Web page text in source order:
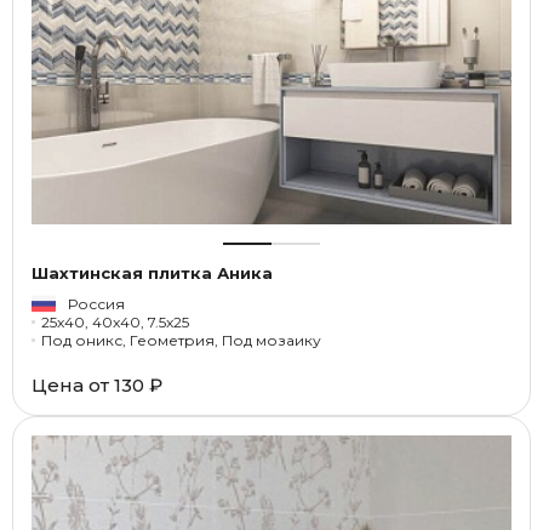
Шахтинская плитка Аника
Россия
25x40, 40x40, 7.5x25
Под оникс, Геометрия, Под мозаику
Цена от 130 ₽